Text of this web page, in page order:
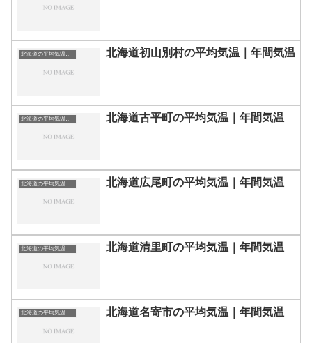
北海道の平均気温まとめ 北海道初山別村の平均気温｜年間気温
北海道の平均気温まとめ 北海道古平町の平均気温｜年間気温
北海道広尾町の平均気温｜年間気温
北海道清里町の平均気温｜年間気温
北海道の平均気温まとめ 北海道名寄市の平均気温｜年間気温